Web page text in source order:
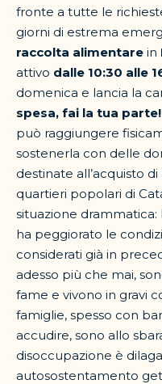
fronte a tutte le
giorni di estrema
raccolta alimentare in
attivo dalle 10:30 alle
domenica e lancia la
spesa, fai la tua
può raggiungere
sostenerla con delle
destinate all’acquisto
quartieri popolari di
situazione
ha peggiorato le
considerati già in
adesso più che mai,
fame e vivono in gravi
famiglie, spesso con
accudire, sono allo
disoccupazione è
autosostentamento